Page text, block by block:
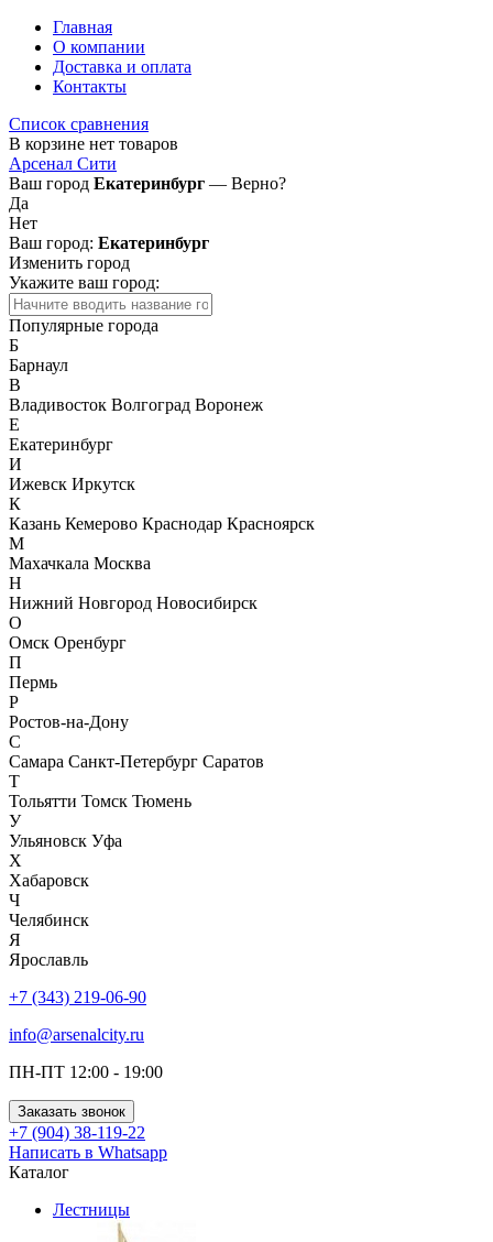
Главная
О компании
Доставка и оплата
Контакты
Список сравнения
В корзине нет товаров
Арсенал Сити
Ваш город Екатеринбург — Верно?
Да
Нет
Ваш город: Екатеринбург
Изменить город
Укажите ваш город:
Популярные города
Б
Барнаул
В
Владивосток Волгоград Воронеж
Е
Екатеринбург
И
Ижевск Иркутск
К
Казань Кемерово Краснодар Красноярск
М
Махачкала Москва
Н
Нижний Новгород Новосибирск
О
Омск Оренбург
П
Пермь
Р
Ростов-на-Дону
С
Самара Санкт-Петербург Саратов
Т
Тольятти Томск Тюмень
У
Ульяновск Уфа
Х
Хабаровск
Ч
Челябинск
Я
Ярославль
+7 (343) 219-06-90
info@arsenalcity.ru
ПН-ПТ 12:00 - 19:00
Заказать звонок
+7 (904) 38-119-22
Написать в Whatsapp
Каталог
Лестницы